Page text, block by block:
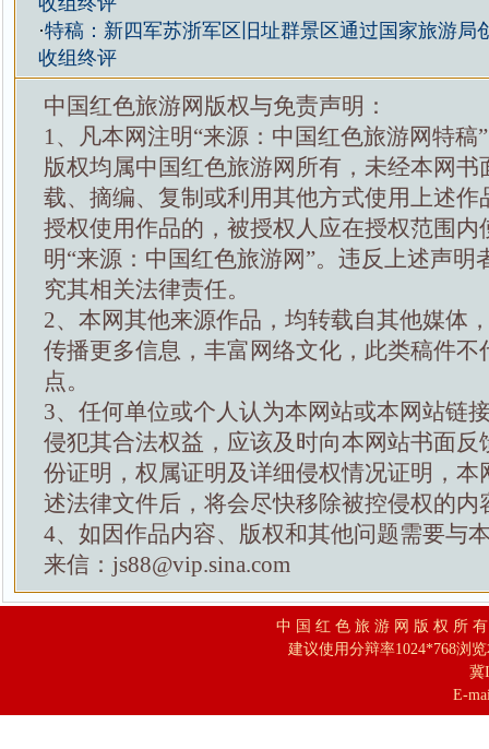
·特稿：新四军苏浙军区旧址群景区通过国家旅游局
收组终评
中国红色旅游网版权与免责声明：
1、凡本网注明“来源：中国红色旅游网特稿
版权均属中国红色旅游网所有，未经本网书
载、摘编、复制或利用其他方式使用上述作
授权使用作品的，被授权人应在授权范围内
明“来源：中国红色旅游网”。违反上述声明
究其相关法律责任。
2、本网其他来源作品，均转载自其他媒体
传播更多信息，丰富网络文化，此类稿件不
点。
3、任何单位或个人认为本网站或本网站链
侵犯其合法权益，应该及时向本网站书面反
份证明，权属证明及详细侵权情况证明，本
述法律文件后，将会尽快移除被控侵权的内
4、如因作品内容、版权和其他问题需要与
来信：js88@vip.sina.com
中 国 红 色 旅 游 网 版 权 所
建议使用分辩率1024*768浏
冀
E-